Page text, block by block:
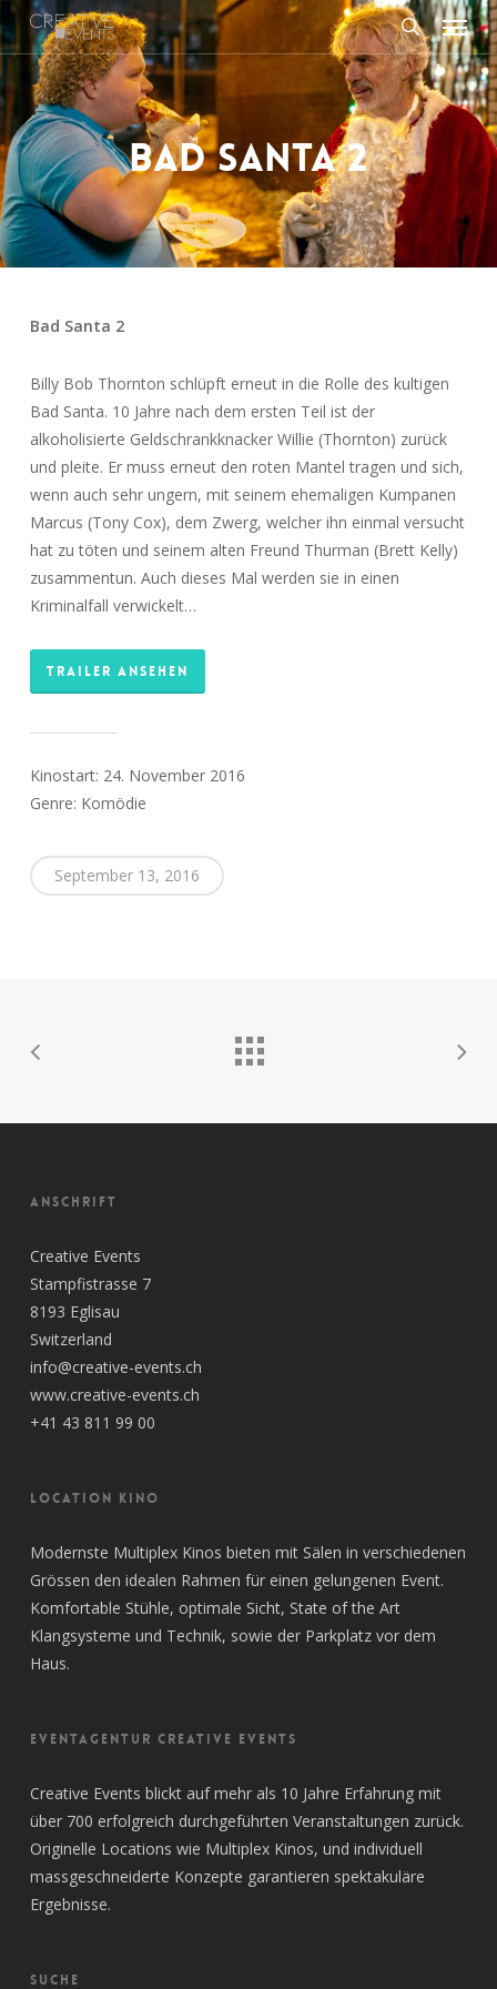
Skip
to
main
content
search
Menu
BAD SANTA 2
Bad Santa 2
Billy Bob Thornton schlüpft erneut in die Rolle des kultigen
Bad Santa. 10 Jahre nach dem ersten Teil ist der
alkoholisierte Geldschrankknacker Willie (Thornton) zurück
und pleite. Er muss erneut den roten Mantel tragen und sich,
wenn auch sehr ungern, mit seinem ehemaligen Kumpanen
Marcus (Tony Cox), dem Zwerg, welcher ihn einmal versucht
hat zu töten und seinem alten Freund Thurman (Brett Kelly)
zusammentun. Auch dieses Mal werden sie in einen
Kriminalfall verwickelt…
TRAILER ANSEHEN
Kinostart: 24. November 2016
Genre: Komödie
September 13, 2016
ANSCHRIFT
Creative Events
Stampfistrasse 7
8193 Eglisau
Switzerland
info@creative-events.ch
www.creative-events.ch
+41 43 811 99 00
LOCATION KINO
Modernste Multiplex Kinos bieten mit Sälen in verschiedenen
Grössen den idealen Rahmen für einen gelungenen Event.
Komfortable Stühle, optimale Sicht, State of the Art
Klangsysteme und Technik, sowie der Parkplatz vor dem
Haus.
EVENTAGENTUR CREATIVE EVENTS
Creative Events blickt auf mehr als 10 Jahre Erfahrung mit
über 700 erfolgreich durchgeführten Veranstaltungen zurück.
Originelle Locations wie Multiplex Kinos, und individuell
massgeschneiderte Konzepte garantieren spektakuläre
Ergebnisse.
SUCHE